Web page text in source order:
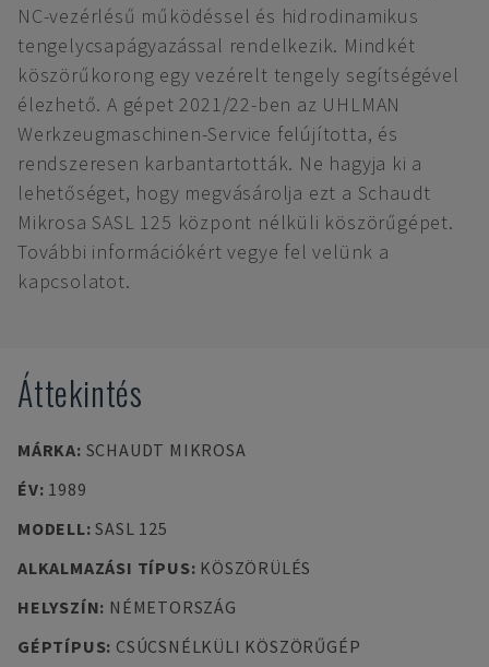
NC-vezérlésű működéssel és hidrodinamikus
tengelycsapágyazással rendelkezik. Mindkét
köszörűkorong egy vezérelt tengely segítségével
élezhető. A gépet 2021/22-ben az UHLMAN
Werkzeugmaschinen-Service felújította, és
rendszeresen karbantartották. Ne hagyja ki a
lehetőséget, hogy megvásárolja ezt a Schaudt
Mikrosa SASL 125 központ nélküli köszörűgépet.
További információkért vegye fel velünk a
kapcsolatot.
Áttekintés
MÁRKA: SCHAUDT MIKROSA
ÉV: 1989
MODELL:SASL 125
ALKALMAZÁSI TÍPUS: KÖSZÖRÜLÉS
HELYSZÍN: NÉMETORSZÁG
GÉPTÍPUS: CSÚCSNÉLKÜLI KÖSZÖRŰGÉP